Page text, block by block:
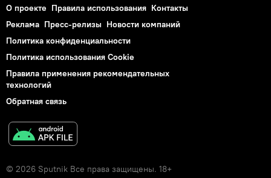
О проекте Правила использования Контакты
Реклама Пресс-релизы Новости компаний
Политика конфиденциальности
Политика использования Cookie
Правила применения рекомендательных
технологий
Обратная связь
© 2026 Sputnik Все права защищены. 18+